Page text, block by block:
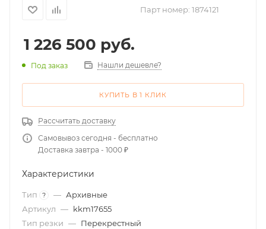
Парт номер: 1874121
1 226 500 руб.
Под заказ Нашли дешевле?
КУПИТЬ В 1 КЛИК
Рассчитать доставку
Самовывоз сегодня - бесплатно
Доставка завтра - 1000 ₽
Характеристики
Тип ? — Архивные
Артикул — kkm17655
Тип резки — Перекрестный